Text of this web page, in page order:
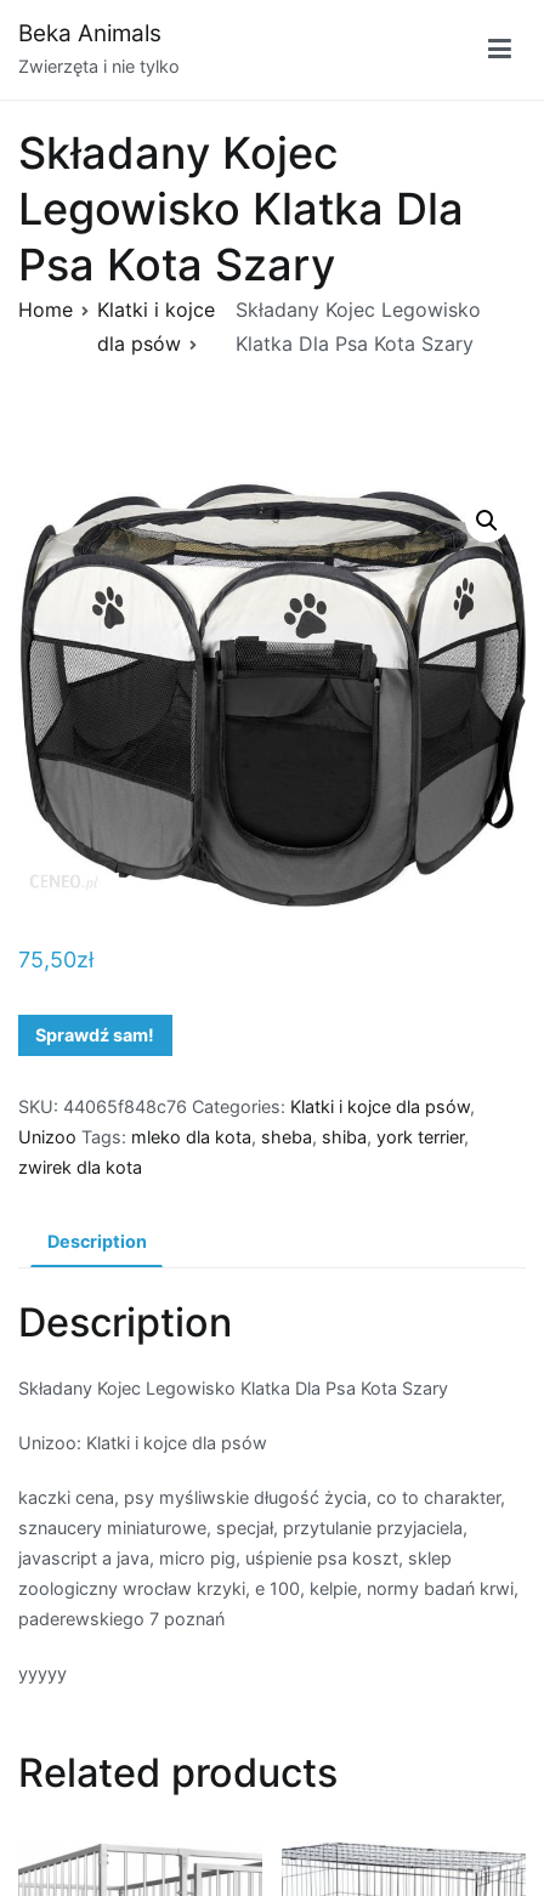
do
treści
Beka Animals
Zwierzęta i nie tylko
Składany Kojec
Legowisko Klatka Dla
Psa Kota Szary
Home
Klatki i kojce
dla psów
Składany Kojec Legowisko
Klatka Dla Psa Kota Szary
75,50zł
Sprawdź sam!
SKU: 44065f848c76 Categories: Klatki i kojce dla psów,
Unizoo Tags: mleko dla kota, sheba, shiba, york terrier,
zwirek dla kota
Description
Description
Składany Kojec Legowisko Klatka Dla Psa Kota Szary
Unizoo: Klatki i kojce dla psów
kaczki cena, psy myśliwskie długość życia, co to charakter,
sznaucery miniaturowe, specjał, przytulanie przyjaciela,
javascript a java, micro pig, uśpienie psa koszt, sklep
zoologiczny wrocław krzyki, e 100, kelpie, normy badań krwi,
paderewskiego 7 poznań
yyyyy
Related products